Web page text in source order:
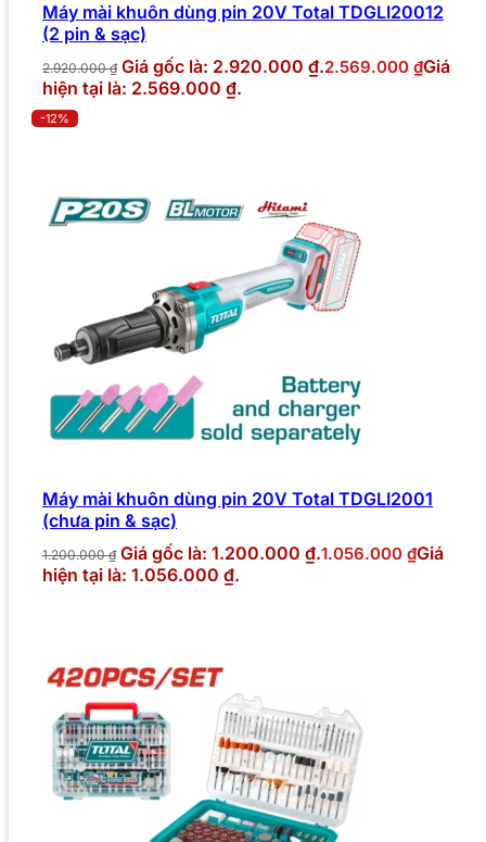
Máy mài khuôn dùng pin 20V Total TDGLI20012
(2 pin & sạc)
2.920.000₫ Giá gốc là: 2.920.000 ₫.2.569.000 ₫Giá
hiện tại là: 2.569.000 ₫.
-12%
Máy mài khuôn dùng pin 20V Total TDGLI2001
(chưa pin & sạc)
1.200.000₫ Giá gốc là: 1.200.000 ₫.1.056.000 ₫Giá
hiện tại là: 1.056.000 ₫.